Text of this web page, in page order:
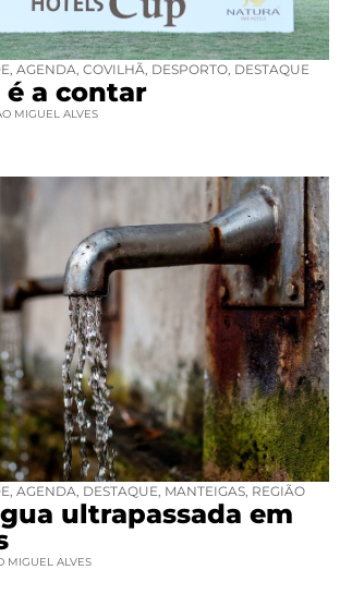
, AGENDA, COVILHÃ, DESPORTO, DESTAQUE
é a contar
MIGUEL ALVES
, AGENDA, DESTAQUE, MANTEIGAS, REGIÃO
ultrapassada em
MIGUEL ALVES